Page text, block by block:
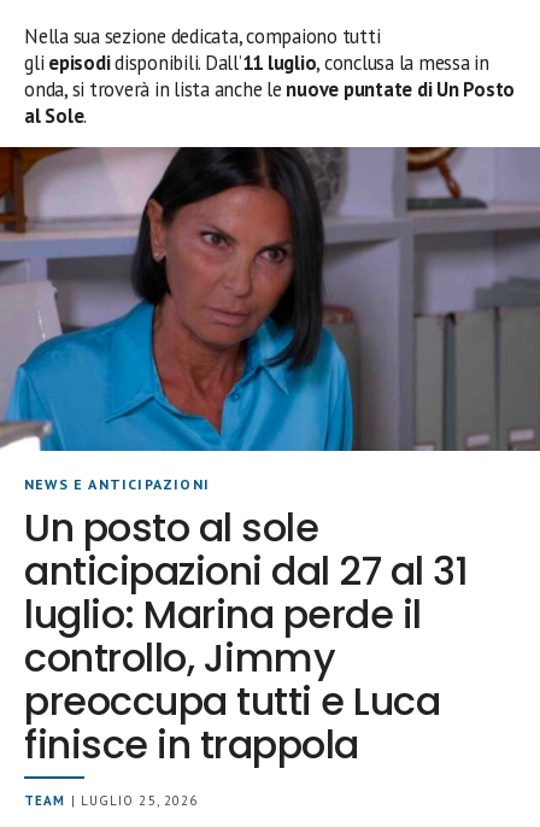
Nella sua sezione dedicata, compaiono tutti
gli episodidisponibili. Dall’11 luglio, conclusa la messa in
onda, si troverà in lista anche le nuove puntate di Un Posto
al Sole.
NEWS E ANTICIPAZIONI
Un posto al sole
anticipazioni dal 27 al 31
luglio: Marina perde il
controllo, Jimmy
preoccupa tutti e Luca
finisce in trappola
TEAM | LUGLIO 25, 2026